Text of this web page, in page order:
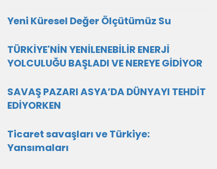
Yeni Küresel Değer Ölçütümüz Su
TÜRKİYE'NİN YENİLENEBİLİR ENERJİ
YOLCULUĞU BAŞLADI VE NEREYE GİDİYOR
SAVAŞ PAZARI ASYA’DA DÜNYAYI TEHDİT
EDİYORKEN
Ticaret savaşları ve Türkiye:
Yansımaları